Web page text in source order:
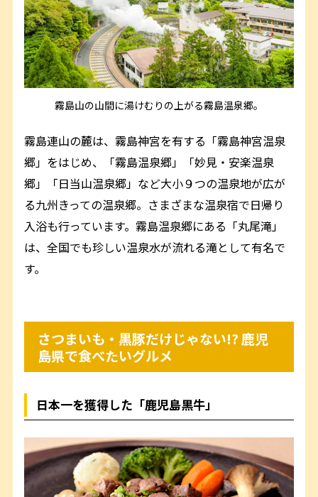
霧島山の山間に湯けむりの上がる霧島温泉郷。
霧島連山の麓は、霧島神宮を有する「霧島神宮温泉
郷」をはじめ、「霧島温泉郷」「妙見・安楽温泉
郷」「日当山温泉郷」など大小９つの温泉地が広が
る九州きっての温泉郷。さまざまな温泉宿で日帰り
入浴も行っています。霧島温泉郷にある「丸尾滝」
は、全国でも珍しい温泉水が流れる滝として有名で
す。
さつまいも・黒豚だけじゃない!? 鹿児
島県で食べたいグルメ
日本一を獲得した「鹿児島黒牛」